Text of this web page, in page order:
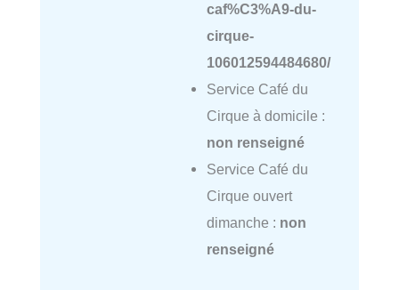
caf%C3%A9-du-
cirque-
106012594484680/
Service Café du
Cirque à domicile :
non renseigné
Service Café du
Cirque ouvert
dimanche : non
renseigné